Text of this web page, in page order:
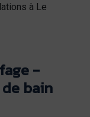
à Le
-
bain